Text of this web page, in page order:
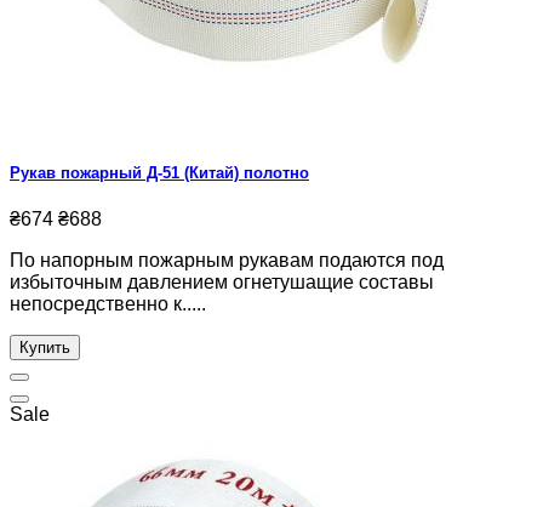
Рукав пожарный Д-51 (Китай) полотно
₴674 ₴688
По напорным пожарным рукавам подаются под
избыточным давлением огнетушащие составы
непосредственно к.....
Купить
Sale